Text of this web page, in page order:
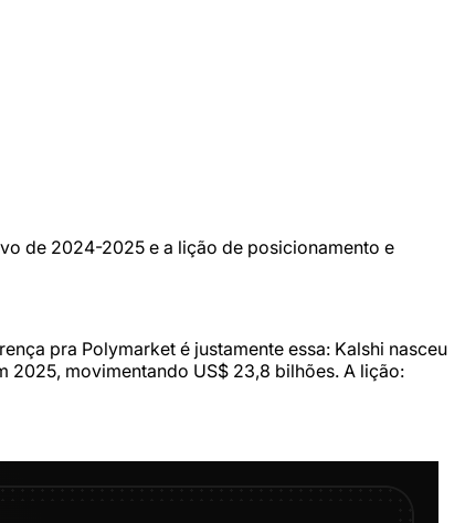
de 2024-2025 e a lição de posicionamento e
pra Polymarket é justamente essa: Kalshi nasceu
2025, movimentando US$ 23,8 bilhões. A lição: